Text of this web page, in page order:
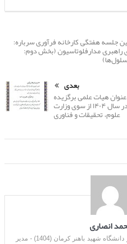
جلسه هفتگی کارخانه فرآوری سرباره:
راهبری مدارفلوتاسیون (بخش دوم:
بعدی
هیات علمی برگزیده
در همکاری با جامعه و صنعت در سال ۱۴۰۴ از سوی وزارت
علوم، تحقیقات و فناوری
انصاری
دکترای فرآوری مواد معدنی از دانشگاه شهید باهنر کرمان (1404) - مدیر